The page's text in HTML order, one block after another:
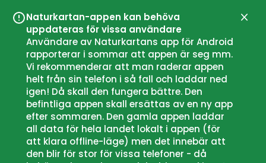
Naturkartan-appen kan behöva
uppdateras för vissa användare
Användare av Naturkartans app för Android
rapporterar i sommar att appen är seg mm.
Vi rekommenderar att man raderar appen
helt från sin telefon i så fall och laddar ned
igen! Då skall den fungera bättre. Den
befintliga appen skall ersättas av en ny app
efter sommaren. Den gamla appen laddar
all data för hela landet lokalt i appen (för
att klara offline-läge) men det innebär att
den blir för stor för vissa telefoner - då